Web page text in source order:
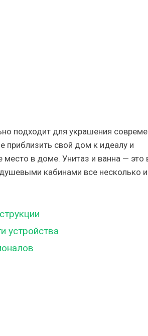
подходит для украшения
свой дом к идеалу и
в доме. Унитаз и ванна — это
кабинами все несколько
устройства